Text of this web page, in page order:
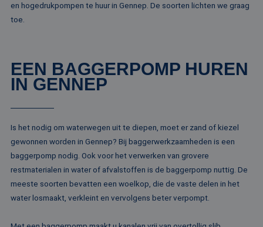
en hogedrukpompen te huur in Gennep. De soorten lichten we graag
toe.
EEN BAGGERPOMP HUREN
IN GENNEP
Is het nodig om waterwegen uit te diepen, moet er zand of kiezel
gewonnen worden in Gennep? Bij baggerwerkzaamheden is een
baggerpomp nodig. Ook voor het verwerken van grovere
restmaterialen in water of afvalstoffen is de baggerpomp nuttig. De
meeste soorten bevatten een woelkop, die de vaste delen in het
water losmaakt, verkleint en vervolgens beter verpompt.